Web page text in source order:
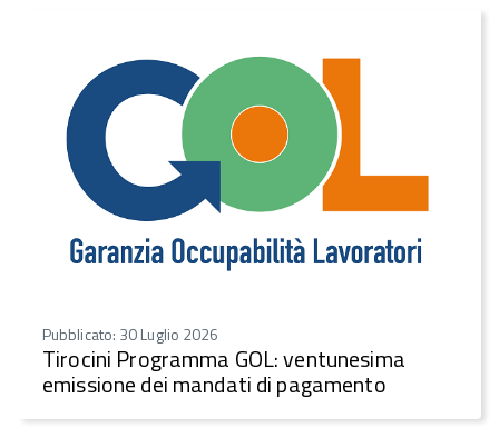
Pubblicato: 30 Luglio 2026
Tirocini Programma GOL: ventunesima
emissione dei mandati di pagamento